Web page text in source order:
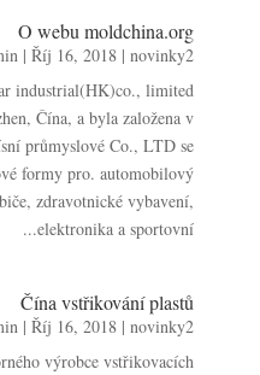
O webu moldchina.org
|Říj 16, 2018 |novinky2
industrial(HK)co., limited
Čína, a byla založena v
průmyslové Co., LTD se
formy pro. automobilový
zdravotnické vybavení,
elektronika a sportovní...
Čína vstřikování plastů
|Říj 16, 2018 |novinky2
výrobce vstřikovacích